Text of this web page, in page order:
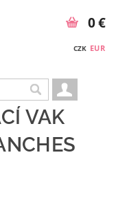
CZK EUR
0 €
VAK